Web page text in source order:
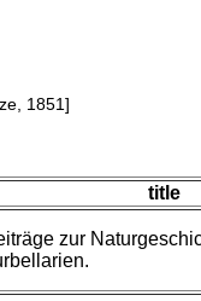
1851]
title
zur